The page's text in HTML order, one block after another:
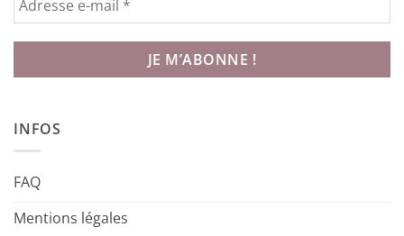
INFOS
FAQ
Mentions légales